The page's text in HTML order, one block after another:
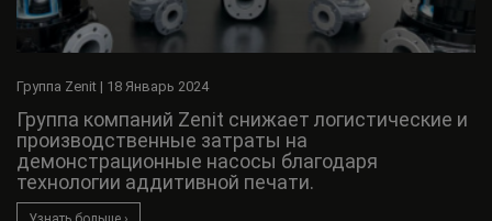
Группа Zenit | 18 Январь 2024
Группа компаний Zenit снижает логистические и
производственные затраты на
демонстрационные насосы благодаря
технологии аддитивной печати.